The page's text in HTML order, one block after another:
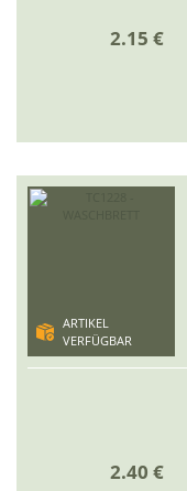
2.15 €
ARTIKEL
VERFÜGBAR
2.40 €